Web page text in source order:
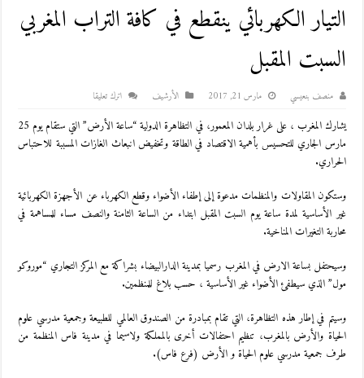
التيار الكهربائي ينقطع في كافة التراب المغربي
السبت المقبل
منصف بنعيسي مارس 21, 2017 اﻷرشيف اترك تعليقا
يشارك المغرب ، على غرار بلدان المعمور، في التظاهرة الدولية “ساعة الأرض” التي ستقام يوم 25
مارس الجاري للتحسيس بأهمية الاقتصاد في الطاقة وتخفيض انبعاث الغازات المسببة للاحتباس
الحراري.
وستكون المقاولات والمنظمات مدعوة إلى إطفاء الأضواء وقطع الكهرباء عن الأجهزة الكهربائية
غير الأساسية لمدة ساعة يوم السبت المقبل ابتداء من الساعة الثامنة والنصف مساء للمساهمة في
محاربة التغيرات المناخية.
وسيحتفل بساعة الارض في المغرب رسميا بمدينة الدارالبيضاء بشراكة مع المركز التجاري “موروكو
مول” الذي سيطفئ الأضواء غير الأساسية ، حسب بلاغ للمنظمين.
وسيتم في إطار هذه التظاهرة، التي تقام بمبادرة من الصندوق العالمي للطبيعة وجمعية مدرسي علوم
الحياة والأرض بالمغرب، تنظيم احتفالات أخرى بالمملكة ولاسيما في مدينة فاس المنظمة من
طرف جمعية مدرسي علوم الحياة و الأرض (فرع فاس).